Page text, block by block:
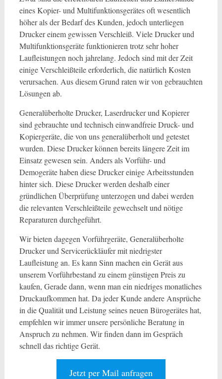
eines Kopier- und Multifunktionsgerätes oft wesentlich
höher als der Bedarf des Kunden, jedoch unterliegen
Drucker einem gewissen Verschleiß. Viele Drucker und
Multifunktionsgeräte funktionieren trotz sehr hoher
Laufleistungen noch jahrelang. Jedoch sind mit der Zeit
einige Verschleißteile erforderlich, die natürlich Kosten
verursachen. Aus diesem Grund raten wir von gebrauchten
Lösungen ab.
Generalüberholte Drucker, Laserdrucker und Kopierer
sind gebrauchte und technisch einwandfreie Druck- und
Kopiergeräte, die von uns generalüberholt und getestet
wurden. Diese Drucker können bereits längere Zeit im
Einsatz gewesen sein. Anders als Vorführ- und
Demogeräte haben diese Drucker einige Arbeitsstunden
hinter sich. Diese Drucker werden deshalb einer
gründlichen Überprüfung unterzogen und dabei werden
die relevanten Verschleißteile gewechselt und nötige
Reparaturen durchgeführt.
Wir bieten dagegen Vorführgeräte, Generalüberholte
Drucker und Servicerückläufer mit niedrigster
Laufleistung an. Es kann Sinn machen ein Gerät aus
unserem Vorführbestand zu einem günstigen Preis zu
kaufen, Gerade dann, wenn man ein niedriges monatliches
Druckaufkommen hat. Da jeder Kunde andere Ansprüche
in die Qualität und Leistung seines neuen Bürogerätes hat,
empfehlen wir immer unsere persönliche Beratung in
Anspruch zu nehmen. Wir finden dann im Gespräch
schnell das richtige Gerät.
Jetzt per Mail anfragen